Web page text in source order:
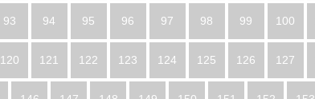
93 94 95 96 97 98 99 100
120 121 122 123 124 125 126 127